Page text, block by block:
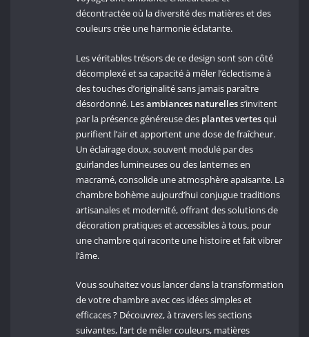
décontractée où la diversité des matières et des
couleurs crée une harmonie éclatante.
Les véritables trésors de ce design sont son côté
décomplexé et sa capacité à mêler l’éclectisme à
des touches d’originalité sans jamais paraître
désordonné. Lesambiances naturelless’invitent
par la présence généreuse des plantes vertesqui
purifient l’air et apportent une dose de fraîcheur.
Un éclairage doux, souvent modulé par des
guirlandes lumineuses ou des lanternes en
macramé, consolide une atmosphère apaisante. La
chambre bohème aujourd’hui conjugue traditions
artisanales et modernité, offrant des solutions de
décoration pratiques et accessibles à tous, pour
une chambre qui raconte une histoire et fait vibrer
l’âme.
Vous souhaitez vous lancer dans la transformation
de votre chambre avec ces idées simples et
efficaces ? Découvrez, à travers les sections
suivantes, l’art de mêler couleurs, matières